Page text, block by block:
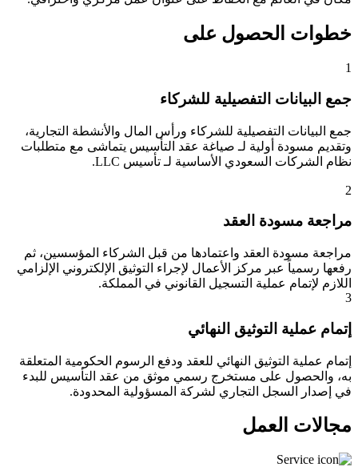
خطوات الحصول على
1
جمع البيانات التفصيلية للشركاء
جمع البيانات التفصيلية للشركاء ورأس المال والأنشطة التجارية،
وتقديم مسودة أولية لـ صياغة عقد التأسيس يتماشى مع متطلبات
نظام الشركات السعودي الأساسية لـ تأسيس LLC.
2
مراجعة مسودة العقد
مراجعة مسودة العقد واعتمادها من قبل الشركاء المؤسسين، ثم
رفعها رسمياً عبر مركز الأعمال لإجراء التوثيق الإلكتروني الإلزامي
اللازم لإتمام عملية التسجيل القانوني في المملكة.
3
إتمام عملية التوثيق النهائي
إتمام عملية التوثيق النهائي للعقد ودفع الرسوم الحكومية المتعلقة
به، والحصول على مستخرج رسمي موثق من عقد التأسيس للبدء
في إصدار السجل التجاري لشركة المسؤولية المحدودة.
مجالات العمل